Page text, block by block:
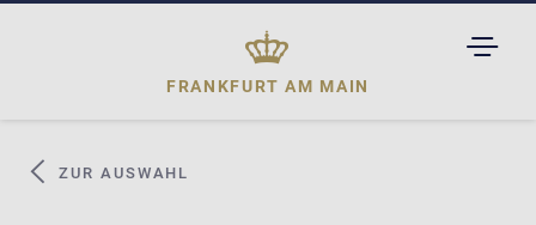
FRANKFURT AM MAIN
ZUR AUSWAHL